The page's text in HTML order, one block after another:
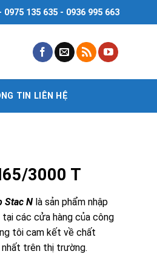
0975 135 635 - 0936 995 663
TIN LIÊN HỆ
3000 T
Stac Nlà sản phẩm nhập
các cửa hàng của công
tôi cam kết về chất
nhất trên thị trường.